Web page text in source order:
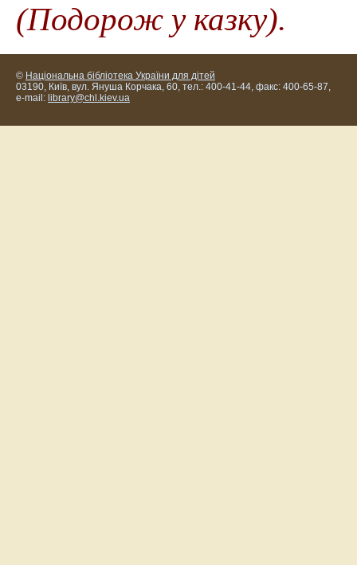
(Подорож у казку).
© Національна бібліотека України для дітей
03190, Київ, вул. Януша Корчака, 60, тел.: 400-41-44, факс: 400-65-87,
e-mail: library@chl.kiev.ua